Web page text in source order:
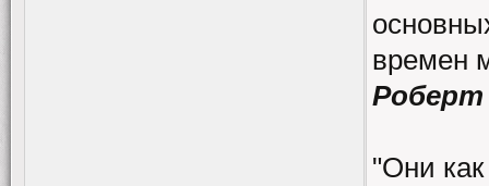
времен
"Они